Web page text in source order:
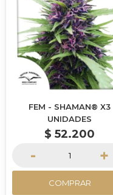
FEM - SHAMAN® X3
UNIDADES
$ 52.200
- +
COMPRAR